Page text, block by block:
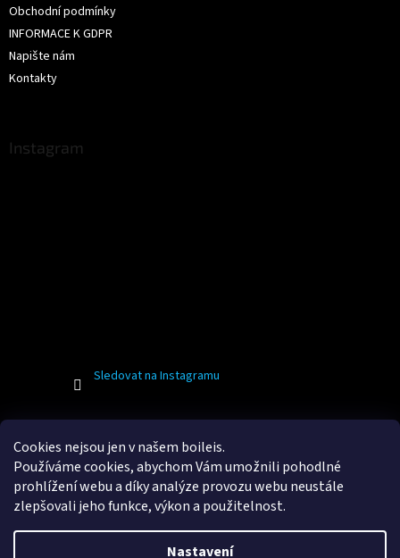
Cookies nejsou jen v našem boileis.
Používáme cookies, abychom Vám umožnili pohodlné
prohlížení webu a díky analýze provozu webu neustále
zlepšovali jeho funkce, výkon a použitelnost.
Nastavení
Obchodní podmínky
INFORMACE K GDPR
Napište nám
Kontakty
Instagram
Sledovat na Instagramu